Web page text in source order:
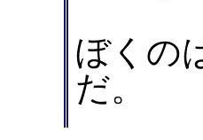
ぼくの
だ。